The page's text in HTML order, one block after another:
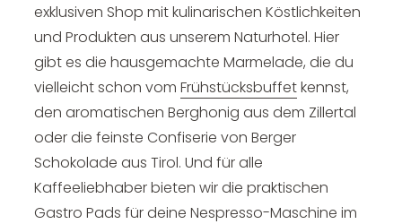
exklusiven Shop mit kulinarischen Köstlichkeiten
und Produkten aus unserem Naturhotel. Hier
gibt es die hausgemachte Marmelade, die du
vielleicht schon vom Frühstücksbuffetkennst,
den aromatischen Berghonig aus dem Zillertal
oder die feinste Confiserie von Berger
Schokolade aus Tirol. Und für alle
Kaffeeliebhaber bieten wir die praktischen
Gastro Pads für deine Nespresso-Maschine im